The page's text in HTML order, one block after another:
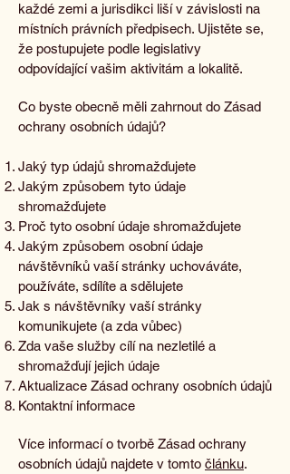
každé zemi a jurisdikci liší v závislosti na
místních právních předpisech. Ujistěte se,
že postupujete podle legislativy
odpovídající vašim aktivitám a lokalitě.
Co byste obecně měli zahrnout do Zásad
ochrany osobních údajů?
Jaký typ údajů shromažďujete
Jakým způsobem tyto údaje
shromažďujete
Proč tyto osobní údaje shromažďujete
Jakým způsobem osobní údaje
návštěvníků vaší stránky uchováváte,
používáte, sdílíte a sdělujete
Jak s návštěvníky vaší stránky
komunikujete (a zda vůbec)
Zda vaše služby cílí na nezletilé a
shromažďují jejich údaje
Aktualizace Zásad ochrany osobních údajů
Kontaktní informace
Více informací o tvorbě Zásad ochrany
osobních údajů najdete v tomto článku.